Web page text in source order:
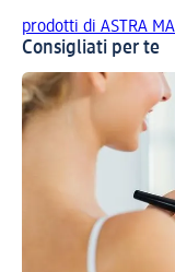
prodotti di ASTRA
Consigliati per te